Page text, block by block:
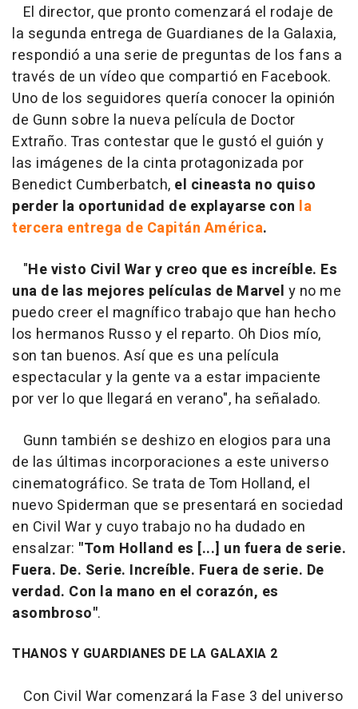
El director, que pronto comenzará el rodaje de
la segunda entrega de Guardianes de la Galaxia,
respondió a una serie de preguntas de los fans a
través de un vídeo que compartió en Facebook.
Uno de los seguidores quería conocer la opinión
de Gunn sobre la nueva película de Doctor
Extraño. Tras contestar que le gustó el guión y
las imágenes de la cinta protagonizada por
Benedict Cumberbatch, el cineasta no quiso
perder la oportunidad de explayarse con la
tercera entrega de Capitán América.
"He visto Civil War y creo que es increíble. Es
una de las mejores películas de Marvel y no me
puedo creer el magnífico trabajo que han hecho
los hermanos Russo y el reparto. Oh Dios mío,
son tan buenos. Así que es una película
espectacular y la gente va a estar impaciente
por ver lo que llegará en verano", ha señalado.
Gunn también se deshizo en elogios para una
de las últimas incorporaciones a este universo
cinematográfico. Se trata de Tom Holland, el
nuevo Spiderman que se presentará en sociedad
en Civil War y cuyo trabajo no ha dudado en
ensalzar: "Tom Holland es [...] un fuera de serie.
Fuera. De. Serie. Increíble. Fuera de serie. De
verdad. Con la mano en el corazón, es
asombroso".
THANOS Y GUARDIANES DE LA GALAXIA 2
Con Civil War comenzará la Fase 3 del universo